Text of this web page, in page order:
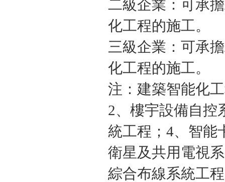
二級企業：可承
化工程的施工。
三級企業：可承
化工程的施工。
注：建築智能化
2、樓宇設備自控
統工程；4、智能
衛星及共用電視
綜合布線系統工